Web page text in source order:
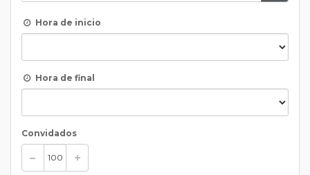
Hora de inicio
Hora de final
Convidados